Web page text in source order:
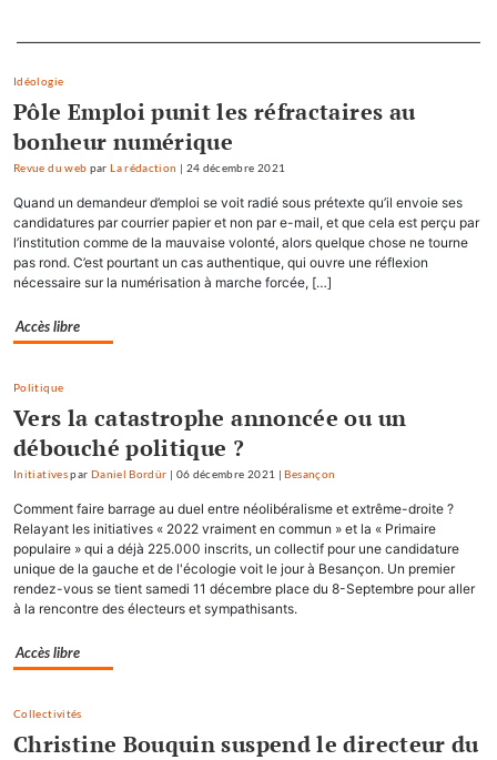
Idéologie
Pôle Emploi punit les réfractaires au
bonheur numérique
Revue du web parLa rédaction | 24 décembre 2021
Quand un demandeur d’emploi se voit radié sous prétexte qu’il envoie ses
candidatures par courrier papier et non par e-mail, et que cela est perçu par
l’institution comme de la mauvaise volonté, alors quelque chose ne tourne
pas rond. C’est pourtant un cas authentique, qui ouvre une réflexion
nécessaire sur la numérisation à marche forcée, […]
Accès libre
Politique
Vers la catastrophe annoncée ou un
débouché politique ?
Initiativespar Daniel Bordür | 06 décembre 2021 |Besançon
Comment faire barrage au duel entre néolibéralisme et extrême-droite ?
Relayant les initiatives « 2022 vraiment en commun » et la « Primaire
populaire » qui a déjà 225.000 inscrits, un collectif pour une candidature
unique de la gauche et de l'écologie voit le jour à Besançon. Un premier
rendez-vous se tient samedi 11 décembre place du 8-Septembre pour aller
à la rencontre des électeurs et sympathisants.
Accès libre
Collectivités
Christine Bouquin suspend le directeur du